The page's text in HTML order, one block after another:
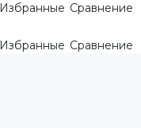
Избранные Сравнение
Избранные Сравнение